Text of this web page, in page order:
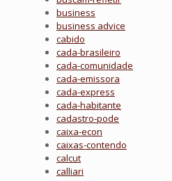
business
business advice
cabido
cada-brasileiro
cada-comunidade
cada-emissora
cada-express
cada-habitante
cadastro-pode
caixa-econ
caixas-contendo
calcut
calliari